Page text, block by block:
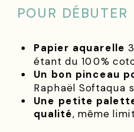
POUR DÉBUTER
Papier aquarelle
étant du 100%
Un bon pinceau
Raphaël Softaqua
Une petite
qualité, même